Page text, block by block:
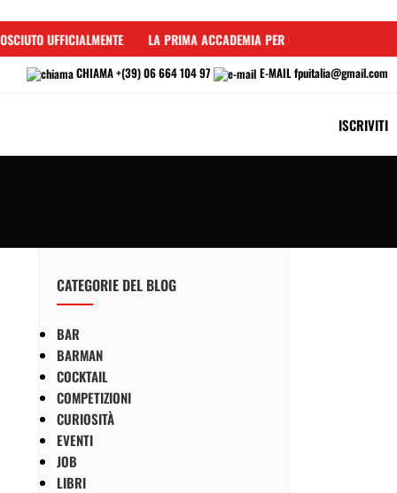
UFFICIALMENTE LA PRIMA ACCADEMIA PER BARMAN IN ITALIA
CHIAMA+(39) 06 664 104 97 E-MAILfpuitalia@gmail.com
ISCRIVITI
CATEGORIE DEL BLOG
BAR
BARMAN
COCKTAIL
COMPETIZIONI
CURIOSITÀ
EVENTI
JOB
LIBRI